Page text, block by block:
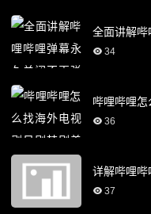
全面讲解哔
34
哔哩哔哩
36
详解哔哩哔
37